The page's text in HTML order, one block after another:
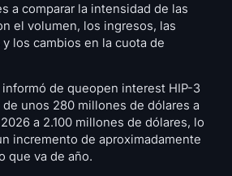
a comparar la intensidad de las
el volumen, los ingresos, las
los cambios en la cuota de
informó de queopen interest HIP-3
unos 280 millones de dólares a
a 2.100 millones de dólares, lo
incremento de aproximadamente
que va de año.